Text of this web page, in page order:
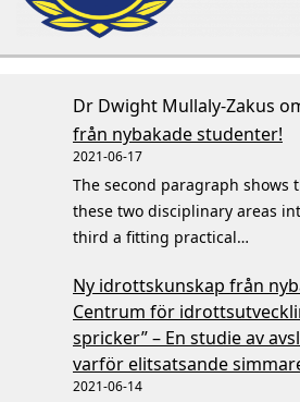
Dr Dwight Mullaly-Zakus
från nybakade studenter!
2021-06-17
The second paragraph shows
these two disciplinary areas
third a fitting practical…
Ny idrottskunskap från
Centrum för
spricker” – En studie av
varför elitsatsande
2021-06-14